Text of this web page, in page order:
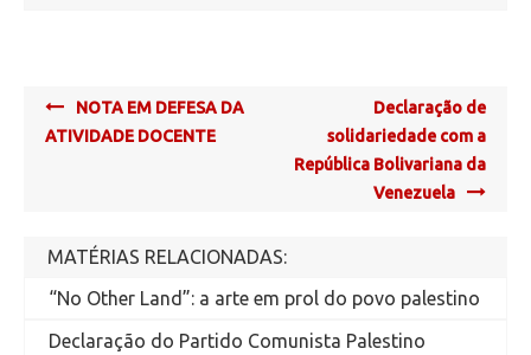
Post
navigation
NOTA EM DEFESA DA
ATIVIDADE DOCENTE
Declaração de
solidariedade com a
República Bolivariana da
Venezuela
MATÉRIAS RELACIONADAS:
“No Other Land”: a arte em prol do povo palestino
Declaração do Partido Comunista Palestino